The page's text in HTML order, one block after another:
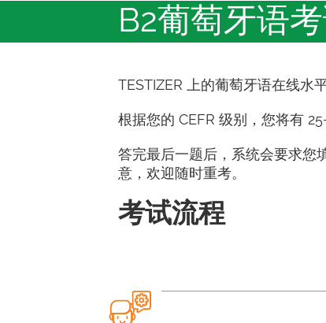
B2葡萄牙语
TESTIZER 上的葡萄牙语在线水
根据您的 CEFR 级别，您将有
答完最后一题后，系统会要求您
意，欢迎随时重考。
考试流程